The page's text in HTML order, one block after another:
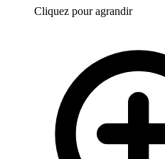
Cliquez pour agrandir